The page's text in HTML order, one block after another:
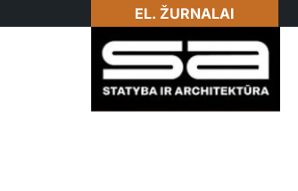
EL. ŽURNALAI